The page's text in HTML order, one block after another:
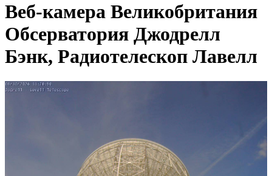
Веб-камера Великобритания
Обсерватория Джодрелл
Бэнк, Радиотелескоп Лавелл